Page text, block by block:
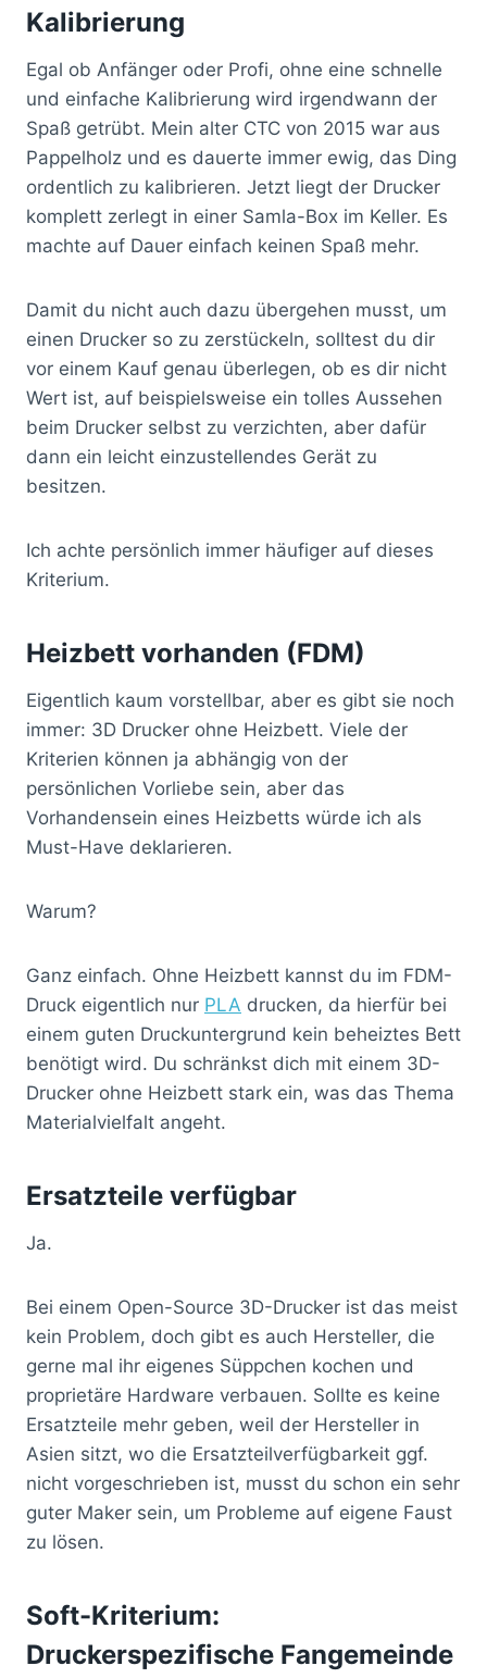
Kalibrierung
Egal ob Anfänger oder Profi, ohne eine schnelle
und einfache Kalibrierung wird irgendwann der
Spaß getrübt. Mein alter CTC von 2015 war aus
Pappelholz und es dauerte immer ewig, das Ding
ordentlich zu kalibrieren. Jetzt liegt der Drucker
komplett zerlegt in einer Samla-Box im Keller. Es
machte auf Dauer einfach keinen Spaß mehr.
Damit du nicht auch dazu übergehen musst, um
einen Drucker so zu zerstückeln, solltest du dir
vor einem Kauf genau überlegen, ob es dir nicht
Wert ist, auf beispielsweise ein tolles Aussehen
beim Drucker selbst zu verzichten, aber dafür
dann ein leicht einzustellendes Gerät zu
besitzen.
Ich achte persönlich immer häufiger auf dieses
Kriterium.
Heizbett vorhanden (FDM)
Eigentlich kaum vorstellbar, aber es gibt sie noch
immer: 3D Drucker ohne Heizbett. Viele der
Kriterien können ja abhängig von der
persönlichen Vorliebe sein, aber das
Vorhandensein eines Heizbetts würde ich als
Must-Have deklarieren.
Warum?
Ganz einfach. Ohne Heizbett kannst du im FDM-
Druck eigentlich nur PLA drucken, da hierfür bei
einem guten Druckuntergrund kein beheiztes Bett
benötigt wird. Du schränkst dich mit einem 3D-
Drucker ohne Heizbett stark ein, was das Thema
Materialvielfalt angeht.
Ersatzteile verfügbar
Ja.
Bei einem Open-Source 3D-Drucker ist das meist
kein Problem, doch gibt es auch Hersteller, die
gerne mal ihr eigenes Süppchen kochen und
proprietäre Hardware verbauen. Sollte es keine
Ersatzteile mehr geben, weil der Hersteller in
Asien sitzt, wo die Ersatzteilverfügbarkeit ggf.
nicht vorgeschrieben ist, musst du schon ein sehr
guter Maker sein, um Probleme auf eigene Faust
zu lösen.
Soft-Kriterium:
Druckerspezifische Fangemeinde